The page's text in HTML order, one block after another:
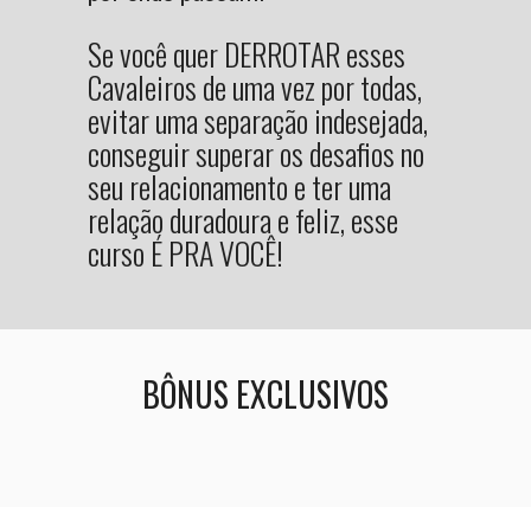
Se você quer DERROTAR esses
Cavaleiros de uma vez por todas,
evitar uma separação indesejada,
conseguir superar os desafios no
seu relacionamento e ter uma
relação duradoura e feliz, esse
curso É PRA VOCÊ!
BÔNUS EXCLUSIVOS